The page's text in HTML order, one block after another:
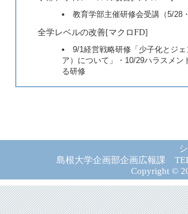
教育学部主催研修会受講（5/
全学レベルの改善[マクロFD]
9/1経営戦略研修「少子化とジ
ア）について」・10/29ハラスメ
る研修
島根大学企画部企画広報課
Copyright ©